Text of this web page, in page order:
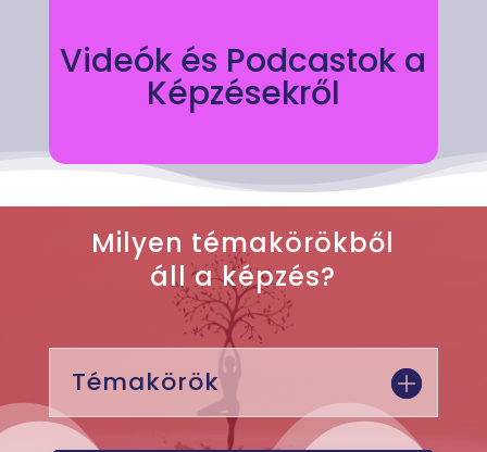
Videók és Podcastok a
Képzésekről
Milyen témakörökből
áll a képzés?
Témakörök